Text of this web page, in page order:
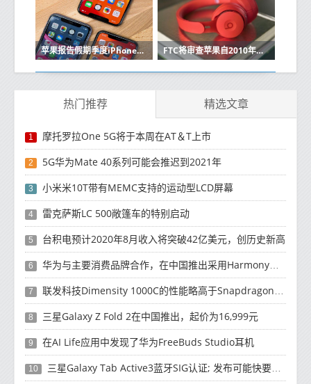
苹果报告假期季度iPhone销售强劲 FTC将审查苹果自2010年以来的收购
热门推荐 精选文章
1 摩托罗拉One 5G将于本周在AT＆T上市
2 5G华为Mate 40系列可能会推迟到2021年
3 小米米10T带有MEMC支持的运动型LCD屏幕
4 雷克萨斯LC 500敞篷车的特别启动
5 台积电预计2020年8月收入将突破42亿美元，创历史新高
6 华为与主要消费品牌合作，在中国推出采用HarmonyOS 2.0的智能家居产品
7 联发科技Dimensity 1000C的性能略高于Snapdragon 765G
8 三星Galaxy Z Fold 2在中国推出，起价为16,999元
9 在AI Life应用中发现了华为FreeBuds Studio耳机
10 三星Galaxy Tab Active3蓝牙SIG认证; 发布可能快要结束了